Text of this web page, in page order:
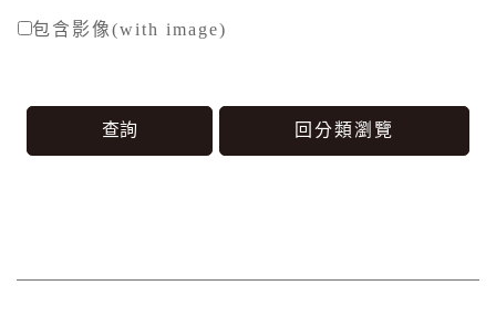
包含影像(with image)
回分類瀏覽